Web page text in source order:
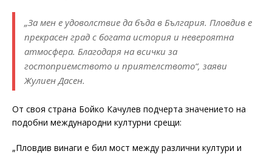
„За мен е удоволствие да бъда в България. Пловдив е
прекрасен град с богата история и невероятна
атмосфера. Благодаря на всички за
гостоприемството и приятелството“, заяви
Жулиен Дасен.
От своя страна Бойко Качулев подчерта значението на
подобни международни културни срещи:
„Пловдив винаги е бил мост между различни култури и